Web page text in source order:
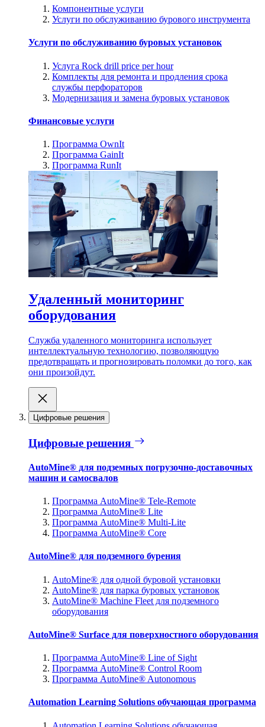
Компонентные услуги
Услуги по обслуживанию бурового инструмента
Услуги по обслуживанию буровых установок
Услуга Rock drill price per hour
Комплекты для ремонта и продления срока
службы перфораторов
Модернизация и замена буровых установок
Финансовые услуги
Программа OwnIt
Программа GainIt
Программа RunIt
Удаленный мониторинг
оборудования
Служба удаленного мониторинга использует
интеллектуальную технологию, позволяющую
предотвращать и прогнозировать поломки до того, как
они произойдут.
Цифровые решения
Цифровые решения
AutoMine® для подземных погрузочно-доставочных
машин и самосвалов
Программа AutoMine® Tele-Remote
Программа AutoMine® Lite
Программа AutoMine® Multi-Lite
Программа AutoMine® Core
AutoMine® для подземного бурения
AutoMine® для одной буровой установки
AutoMine® для парка буровых установок
AutoMine® Machine Fleet для подземного
оборудования
AutoMine® Surface для поверхностного оборудования
Программа AutoMine® Line of Sight
Программа AutoMine® Control Room
Программа AutoMine® Autonomous
Automation Learning Solutions обучающая программа